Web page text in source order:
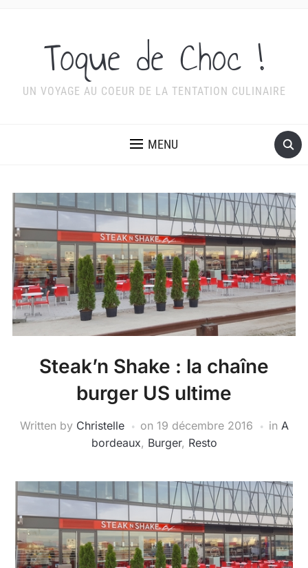
Toque de Choc !
UN VOYAGE AU COEUR DE LA TENTATION CULINAIRE
MENU
Steak’n Shake : la chaîne
burger US ultime
Written by Christelle on 19 décembre 2016 in A
bordeaux, Burger, Resto